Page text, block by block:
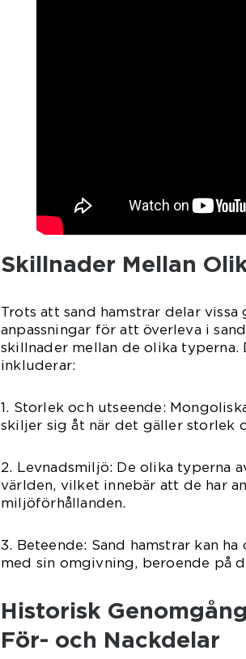
Skillnader Mellan
Trots att sand hamstrar delar vissa
anpassningar för att överleva i
skillnader mellan de olika typerna.
inkluderar:
1. Storlek och utseende:
skiljer sig åt när det gäller storlek
2. Levnadsmiljö: De olika typerna
världen, vilket innebär att de har
miljöförhållanden.
3. Beteende: Sand hamstrar kan
med sin omgivning, beroende på
Historisk
För- och Nackdelar